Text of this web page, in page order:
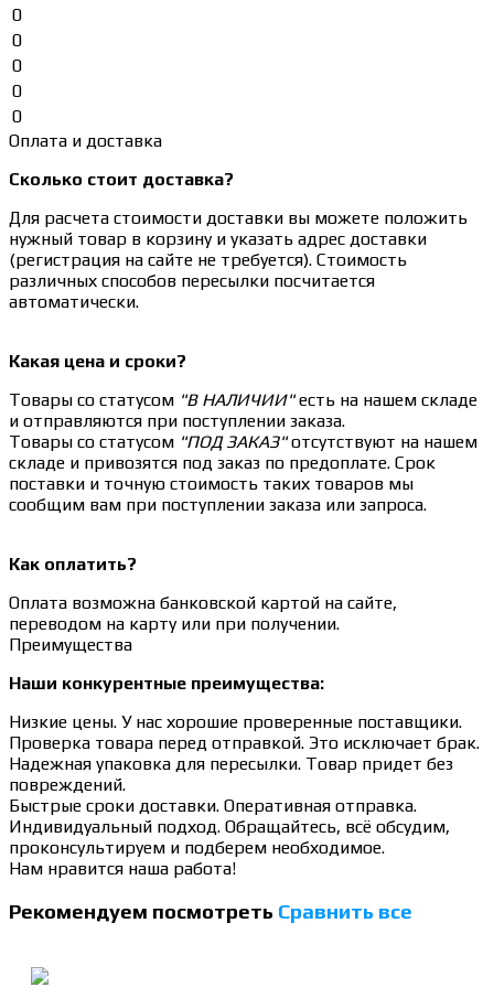
0
0
0
0
0
Оплата и доставка
Сколько стоит доставка?
Для расчета стоимости доставки вы можете положить
нужный товар в корзину и указать адрес доставки
(регистрация на сайте не требуется). Стоимость
различных способов пересылки посчитается
автоматически.
Какая цена и сроки?
Товары со статусом "В НАЛИЧИИ"есть на нашем складе
и отправляются при поступлении заказа.
Товары со статусом "ПОД ЗАКАЗ"отсутствуют на нашем
складе и привозятся под заказ по предоплате. Срок
поставки и точную стоимость таких товаров мы
сообщим вам при поступлении заказа или запроса.
Как оплатить?
Оплата возможна банковской картой на сайте,
переводом на карту или при получении.
Преимущества
Наши конкурентные преимущества:
Низкие цены. У нас хорошие проверенные поставщики.
Проверка товара перед отправкой. Это исключает брак.
Надежная упаковка для пересылки. Товар придет без
повреждений.
Быстрые сроки доставки. Оперативная отправка.
Индивидуальный подход. Обращайтесь, всё обсудим,
проконсультируем и подберем необходимое.
Нам нравится наша работа!
Рекомендуем посмотреть Сравнить все